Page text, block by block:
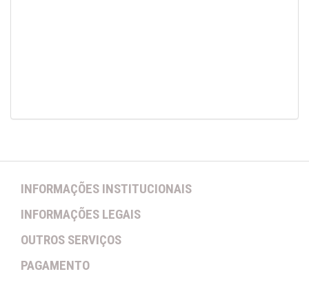
INFORMAÇÕES INSTITUCIONAIS
INFORMAÇÕES LEGAIS
OUTROS SERVIÇOS
PAGAMENTO